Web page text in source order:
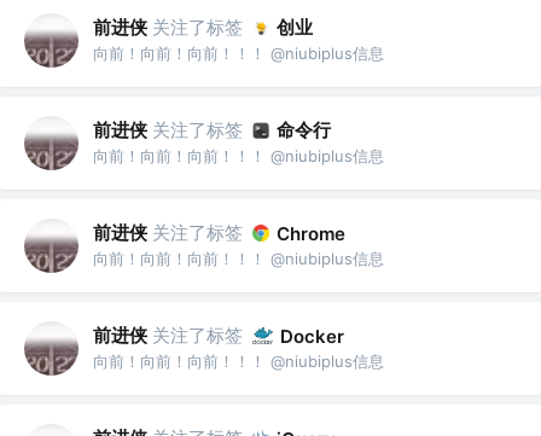
前进侠 关注了标签 创业
向前！向前！向前！！！ @niubiplus信息
前进侠 关注了标签 命令行
向前！向前！向前！！！ @niubiplus信息
前进侠 关注了标签 Chrome
向前！向前！向前！！！ @niubiplus信息
前进侠 关注了标签 Docker
向前！向前！向前！！！ @niubiplus信息